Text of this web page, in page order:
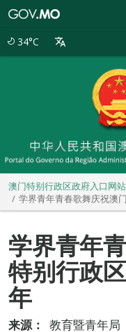
34°C
澳门特别行政区政府入口网站
学界青年青春歌舞庆祝澳
学界青年
特别行政
年
来源：
教育暨青年局